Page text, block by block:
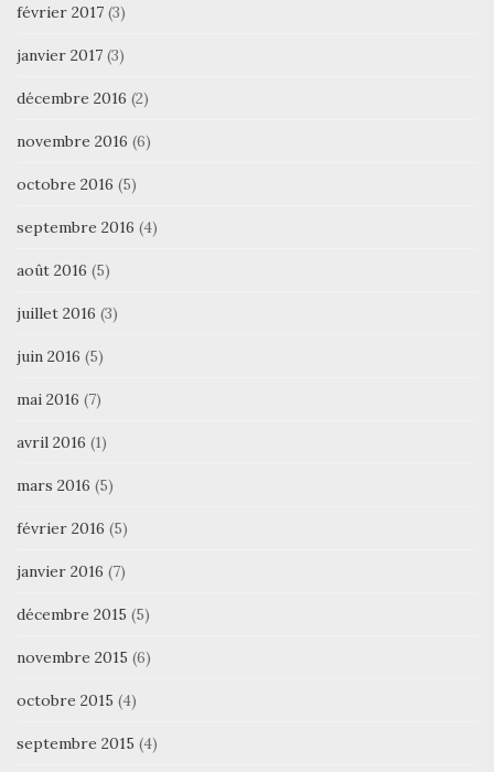
février 2017 (3)
janvier 2017 (3)
décembre 2016 (2)
novembre 2016 (6)
octobre 2016 (5)
septembre 2016 (4)
août 2016 (5)
juillet 2016 (3)
juin 2016 (5)
mai 2016 (7)
avril 2016 (1)
mars 2016 (5)
février 2016 (5)
janvier 2016 (7)
décembre 2015 (5)
novembre 2015 (6)
octobre 2015 (4)
septembre 2015 (4)